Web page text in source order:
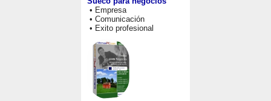
• Empresa
• Comunicación
• Exito profesional